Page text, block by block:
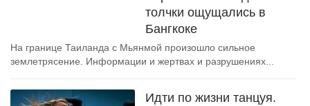
толчки ощущались в
Бангкоке
На границе Таиланда с Мьянмой произошло сильное
землетрясение. Информации и жертвах и разрушениях...
Идти по жизни танцуя.